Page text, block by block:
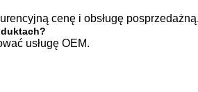
cenę i obsługę posprzedażną.
usługę OEM.